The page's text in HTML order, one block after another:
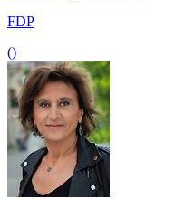
FDP
()